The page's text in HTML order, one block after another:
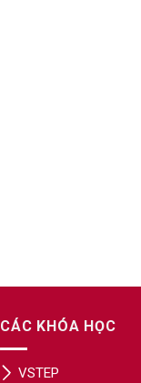
CÁC KHÓA HỌC
VSTEP